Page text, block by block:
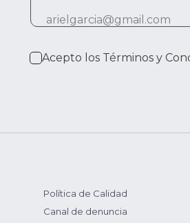
Acepto los Términos y
Política de Calidad
Canal de denuncia